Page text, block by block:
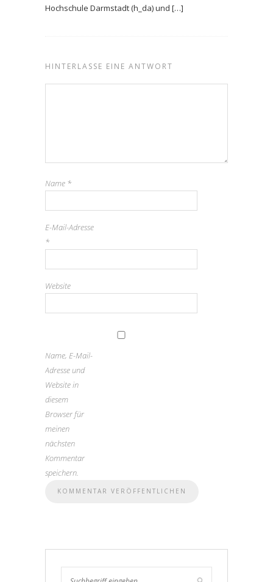
Hochschule Darmstadt (h_da) und […]
HINTERLASSE EINE ANTWORT
Name *
E-Mail-Adresse
*
Website
Name, E-Mail-
Adresse und
Website in
diesem
Browser für
meinen
nächsten
Kommentar
speichern.